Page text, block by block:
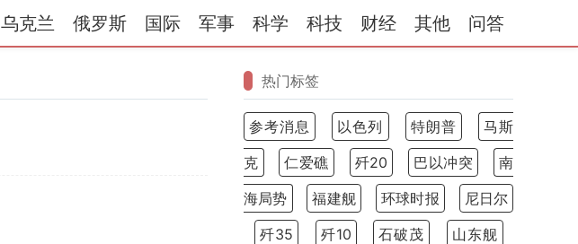
乌克兰 俄罗斯 国际 军事 科学 科技 财经 其他 问答
热门标签
参考消息 以色列 特朗普
马斯
克
仁爱礁 歼20 巴以冲突
南
海局势
福建舰 环球时报
尼日尔
歼35
歼10 石破茂
山东舰